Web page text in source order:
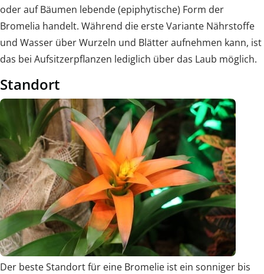
oder auf Bäumen lebende (epiphytische) Form der
Bromelia handelt. Während die erste Variante Nährstoffe
und Wasser über Wurzeln und Blätter aufnehmen kann, ist
das bei Aufsitzerpflanzen lediglich über das Laub möglich.
Standort
Der beste Standort für eine Bromelie ist ein sonniger bis